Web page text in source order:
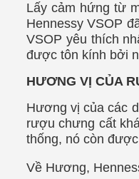
Lấy cảm hứng từ
Hennessy VSOP
VSOP yêu thích
được tôn kính bởi
HƯƠNG VỊ CỦA
Hương vị của các
rượu chưng cất
thống, nó còn
Về Hương,